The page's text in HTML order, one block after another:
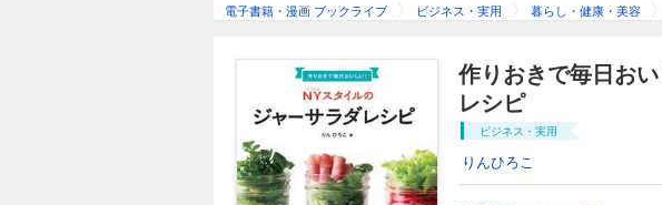
電子書籍・漫画 ブックライブ ビジネス・実用 暮らし・健康・美容
作りおきで毎日お
レシピ
ビジネス・実用
りんひろこ